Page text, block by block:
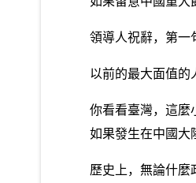
領導人祝辭，第一
以前的最大面值的
你看看臺灣，這麼
如果發生在中國大
歷史上，無論什